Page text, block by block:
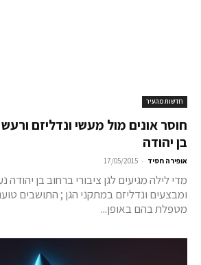
חדשות מהעיר
חוסר אונים מול מעשי ונדליזם ורעש
בן יהודה
אופירה חסיד -
17/05/2015
מדי לילה מגיעים לגן ציבורי ברחוב בן
ומבצעים ונדליזם במתקני הגן ; התושבים
מטפלת בהם באופן...